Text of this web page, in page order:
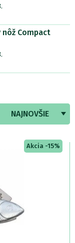
Compact
NAJNOVŠIE
Akcia -15%